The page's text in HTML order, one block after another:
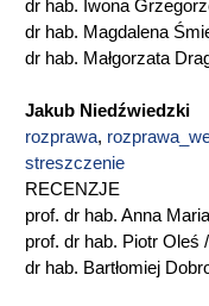
dr hab. Iwona
dr hab. Magdalena
dr hab. Małgorzata
Jakub Niedźwiedzki
rozprawa,
streszczenie
RECENZJE
prof. dr hab. Anna
prof. dr hab. Piotr Oleś /
dr hab. Bartłomiej